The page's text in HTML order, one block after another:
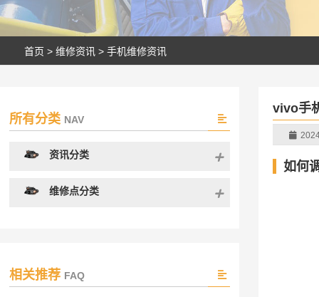
首页 > 维修资讯 > 手机维修资讯
vivo手
如何
所有分类 NAV
资讯分类
维修点分类
相关推荐 FAQ